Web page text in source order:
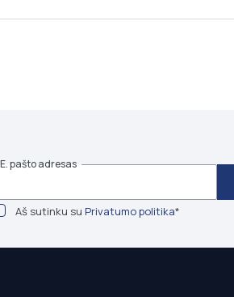
E. pašto adresas
Aš sutinku su Privatumo politika*